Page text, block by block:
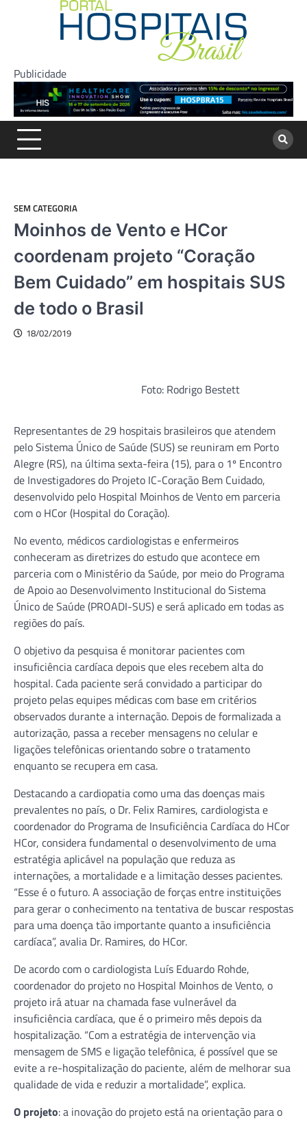
Publicidade
SEM CATEGORIA
Moinhos de Vento e HCor
coordenam projeto “Coração
Bem Cuidado” em hospitais SUS
de todo o Brasil
18/02/2019
Foto: Rodrigo Bestett
Representantes de 29 hospitais brasileiros que atendem
pelo Sistema Único de Saúde (SUS) se reuniram em Porto
Alegre (RS), na última sexta-feira (15), para o 1º Encontro
de Investigadores do Projeto IC-Coração Bem Cuidado,
desenvolvido pelo Hospital Moinhos de Vento em parceria
com o HCor (Hospital do Coração).
No evento, médicos cardiologistas e enfermeiros
conheceram as diretrizes do estudo que acontece em
parceria com o Ministério da Saúde, por meio do Programa
de Apoio ao Desenvolvimento Institucional do Sistema
Único de Saúde (PROADI-SUS) e será aplicado em todas as
regiões do país.
O objetivo da pesquisa é monitorar pacientes com
insuficiência cardíaca depois que eles recebem alta do
hospital. Cada paciente será convidado a participar do
projeto pelas equipes médicas com base em critérios
observados durante a internação. Depois de formalizada a
autorização, passa a receber mensagens no celular e
ligações telefônicas orientando sobre o tratamento
enquanto se recupera em casa.
Destacando a cardiopatia como uma das doenças mais
prevalentes no país, o Dr. Felix Ramires, cardiologista e
coordenador do Programa de Insuficiência Cardíaca do HCor
HCor, considera fundamental o desenvolvimento de uma
estratégia aplicável na população que reduza as
internações, a mortalidade e a limitação desses pacientes.
“Esse é o futuro. A associação de forças entre instituições
para gerar o conhecimento na tentativa de buscar respostas
para uma doença tão importante quanto a insuficiência
cardíaca”, avalia Dr. Ramires, do HCor.
De acordo com o cardiologista Luís Eduardo Rohde,
coordenador do projeto no Hospital Moinhos de Vento, o
projeto irá atuar na chamada fase vulnerável da
insuficiência cardíaca, que é o primeiro mês depois da
hospitalização. “Com a estratégia de intervenção via
mensagem de SMS e ligação telefônica, é possível que se
evite a re-hospitalização do paciente, além de melhorar sua
qualidade de vida e reduzir a mortalidade”, explica.
O projeto: a inovação do projeto está na orientação para o